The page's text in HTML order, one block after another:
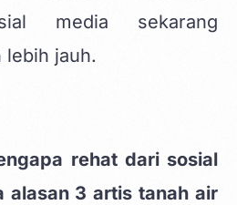
media sekarang
lebih jauh.
rehat dari sosial
alasan 3 artis tanah air